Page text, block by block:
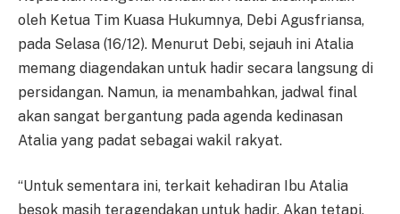
oleh Ketua Tim Kuasa Hukumnya, Debi Agusfriansa,
pada Selasa (16/12). Menurut Debi, sejauh ini Atalia
memang diagendakan untuk hadir secara langsung di
persidangan. Namun, ia menambahkan, jadwal final
akan sangat bergantung pada agenda kedinasan
Atalia yang padat sebagai wakil rakyat.
“Untuk sementara ini, terkait kehadiran Ibu Atalia
besok masih teragendakan untuk hadir. Akan tetapi,